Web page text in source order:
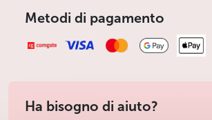
Metodi di pagamento
Ha bisogno di aiuto?